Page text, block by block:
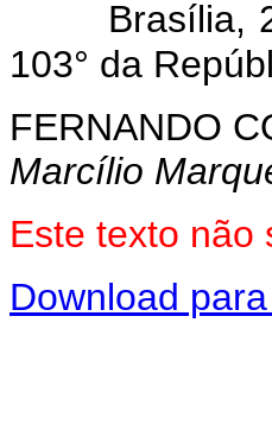
Brasília,
103° da
FERNANDO
Marcílio
Este texto não
Download